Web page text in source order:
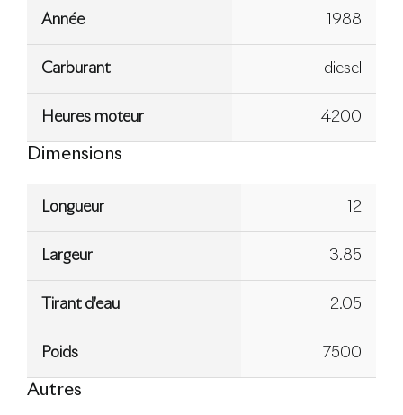
Année 1988
Carburant diesel
Heures moteur 4200
Dimensions
Longueur 12
Largeur 3.85
Tirant d’eau 2.05
Poids 7500
Autres